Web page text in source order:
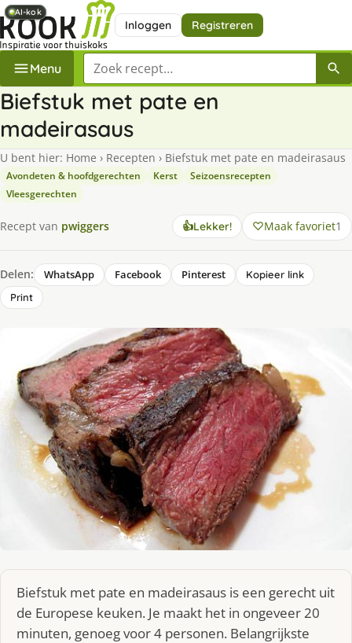
Inloggen Registreren
Menu Zoek een recept
Biefstuk met pate en
madeirasaus
U bent hier: Home › Recepten › Biefstuk met pate en madeirasaus
Avondeten & hoofdgerechten Kerst
Seizoensrecepten
Vleesgerechten
Recept van pwiggers 👍Lekker! Maak favoriet1
Delen: WhatsApp Facebook Pinterest
Kopieer link
Print
Biefstuk met pate en madeirasaus is een gerecht uit
de Europese keuken. Je maakt het in ongeveer 20
minuten, genoeg voor 4 personen. Belangrijkste
AI-kok
AI-kok
AI-kok